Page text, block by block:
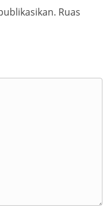
Ruas